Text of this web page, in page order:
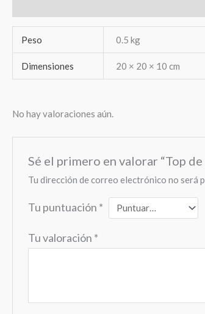
Peso 0.5 kg
Dimensiones 20 × 20 × 10 cm
No hay valoraciones aún.
Sé el primero en valorar “Top
Tu dirección de correo electrónico no será
Tu puntuación *
Tu valoración *